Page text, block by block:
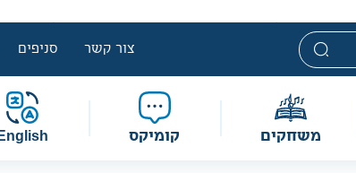
מדיניות תמחור מוזלת, ואינם נחשבים למבצע לפי
מוגבלת וע״פ התקנות.
צור קשר סניפים
משחקים קומיקס English